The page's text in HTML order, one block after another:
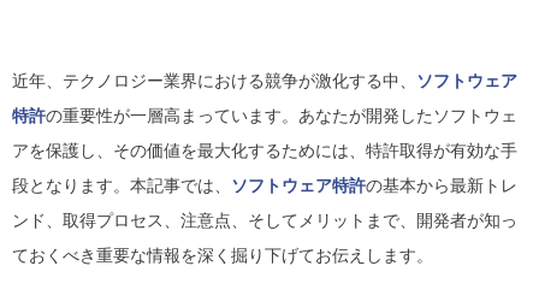
近年、テクノロジー業界における競争が激化する中、
ソフトウェア
特許の重要性が一層高まっています。あなたが開発したソフトウェ
アを保護し、その価値を最大化するためには、特許取得が有効な手
段となります。本記事では、
ソフトウェア特許の基本から最新トレ
ンド、取得プロセス、注意点、そしてメリットまで、開発者が知っ
ておくべき重要な情報を深く掘り下げてお伝えします。